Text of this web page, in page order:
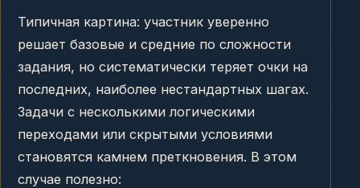
Типичная картина: участник уверенно
решает базовые и средние по сложности
задания, но систематически теряет очки на
последних, наиболее нестандартных шагах.
Задачи с несколькими логическими
переходами или скрытыми условиями
становятся камнем преткновения. В этом
случае полезно: